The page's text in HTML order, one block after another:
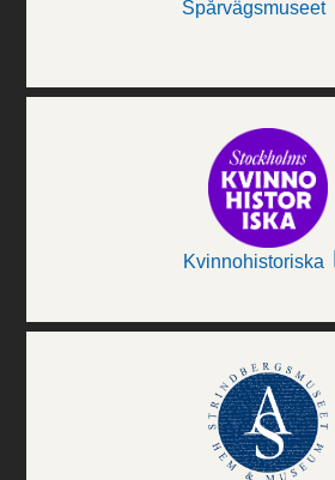
Spårvägsmuseet
Kvinnohistoriska